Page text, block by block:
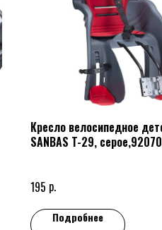
Кресло велосипедное
SANBAS T-29,
195 р.
Подробнее